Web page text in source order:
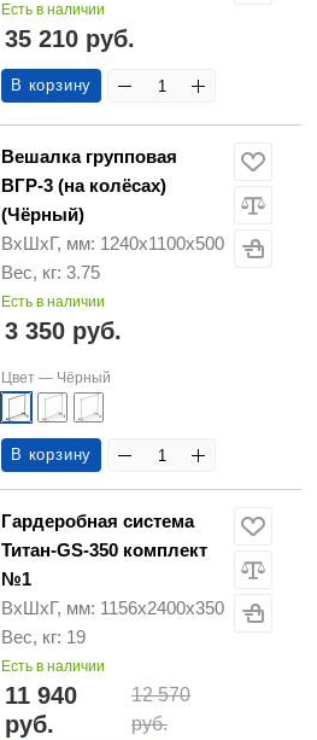
Есть в наличии
35 210 руб.
В корзину
Вешалка групповая
ВГР-3 (на колёсах)
(Чёрный)
ВхШхГ, мм: 1240х1100х500
Вес, кг: 3.75
Есть в наличии
3 350 руб.
Цвет — Чёрный
В корзину
Гардеробная система
Титан-GS-350 комплект
№1
ВхШхГ, мм: 1156х2400х350
Вес, кг: 19
Есть в наличии
11 940
руб.
12 570
руб.